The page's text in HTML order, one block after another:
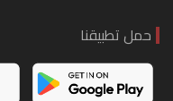
حمل تطبيقنا